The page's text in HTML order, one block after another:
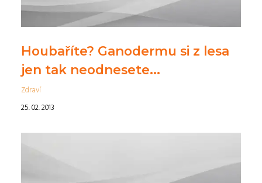
Houbaříte? Ganodermu si z lesa
jen tak neodnesete...
Zdraví
25. 02. 2013